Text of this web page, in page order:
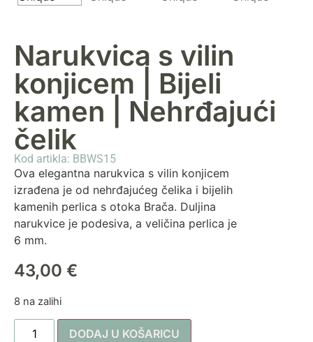
Narukvica s vilin
konjicem | Bijeli
kamen | Nehrđajući
čelik
Kod artikla: BBWS15
Ova elegantna narukvica s vilin konjicem
izrađena je od nehrđajućeg čelika i bijelih
kamenih perlica s otoka Brača. Duljina
narukvice je podesiva, a veličina perlica je
6 mm.
43,00 €
8 na zalihi
DODAJ U KOŠARICU